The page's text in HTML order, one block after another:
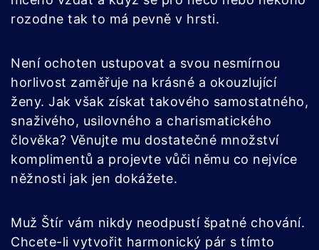
rozodne tak to má pevně v hrsti.
Není ochoten ustupovat a svou nesmírnou
horlivost zaměřuje na krásné a okouzlující
ženy. Jak však získat takového samostatného,
​​snaživého, usilovného a charismatického
člověka? Věnujte mu dostatečné množství
komplimentů a projevte vůči němu co nejvíce
něžnosti jak jen dokážete.
Muž Štír vám nikdy neodpustí špatné chování.
Chcete-li vytvořit harmonický pár s tímto